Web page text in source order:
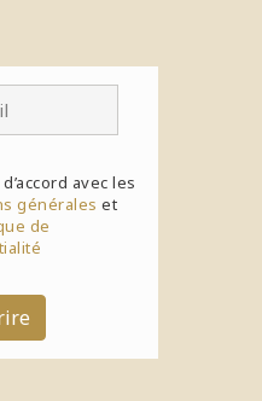
avec les
générales et
de